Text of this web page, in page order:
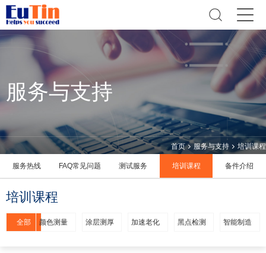
服务与支持
首页 服务与支持 培训课程
服务热线 FAQ常见问题 测试服务 培训课程 备件介绍
培训课程
全部 颜色测量 涂层测厚 加速老化 黑点检测 智能制造